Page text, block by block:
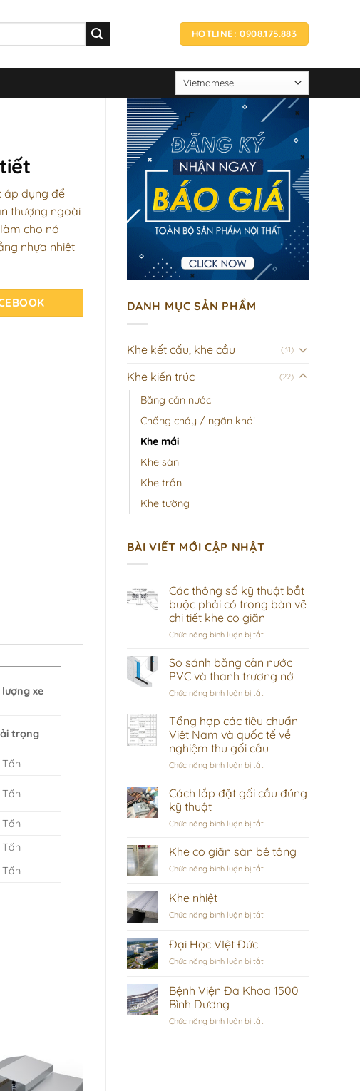
HOTLINE: 0908.175.883
DANH MỤC SẢN PHẨM
Khe kết cấu, khe cầu (31)
Khe kiến trúc (22)
Băng cản nước
Chống cháy / ngăn khói
Khe mái
Khe sàn
Khe trần
Khe tường
BÀI VIẾT MỚI CẬP NHẬT
Các thông số kỹ thuật bắt
buộc phải có trong bản vẽ
chi tiết khe co giãn
Chức năng bình luận bị tắtở
thông
kỹ
thuật
buộc
phải
trong
bản
chi
So sánh băng cản nước
PVC và thanh trương nở
Chức năng bình luận bị tắtở
sánh
băng
cản
nước
PVC
thanh
Tổng hợp các tiêu chuẩn
Việt Nam và quốc tế về
nghiệm thu gối cầu
Chức năng bình luận bị tắtở
hợp
các
chuẩn
Nam
Cách lắp đặt gối cầu đúng
kỹ thuật
Chức năng bình luận bị tắtở
lắp
đặt
Khe co giãn sàn bê tông
Chức năng bình luận bị tắtở
sàn
Khe nhiệt
Chức năng bình luận bị tắtở
Đại Học VIệt Đức
Chức năng bình luận bị tắtở
Học
VIệt
Bệnh Viện Đa Khoa 1500
Bình Dương
Chức năng bình luận bị tắtở
áp dụng để
thượng ngoài
cho nó
nhựa nhiệt
xe
trọng
Tấn
Tấn
Tấn
Tấn
Tấn